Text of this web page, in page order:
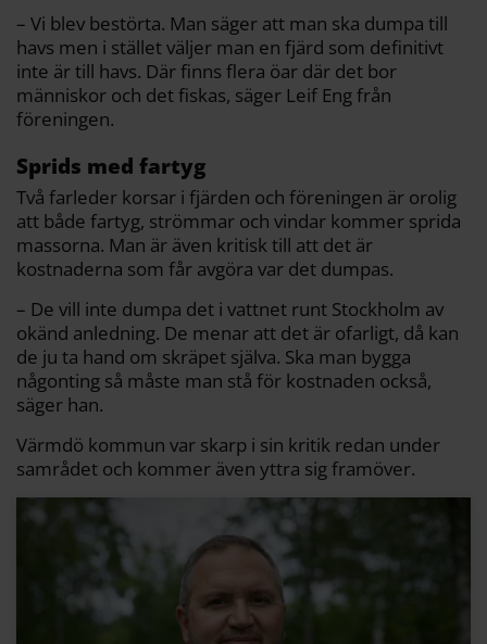
– Vi blev bestörta. Man säger att man ska dumpa till
havs men i stället väljer man en fjärd som definitivt
inte är till havs. Där finns flera öar där det bor
människor och det fiskas, säger Leif Eng från
föreningen.
Sprids med fartyg
Två farleder korsar i fjärden och föreningen är orolig
att både fartyg, strömmar och vindar kommer sprida
massorna. Man är även kritisk till att det är
kostnaderna som får avgöra var det dumpas.
– De vill inte dumpa det i vattnet runt Stockholm av
okänd anledning. De menar att det är ofarligt, då kan
de ju ta hand om skräpet själva. Ska man bygga
någonting så måste man stå för kostnaden också,
säger han.
Värmdö kommun var skarp i sin kritik redan under
samrådet och kommer även yttra sig framöver.